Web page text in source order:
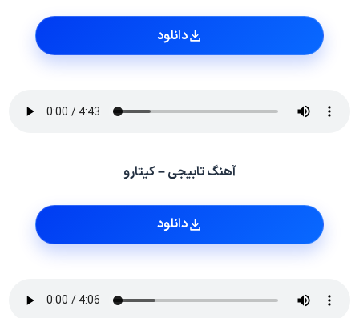
دانلود
آهنگ تابیجی – کیتارو
دانلود